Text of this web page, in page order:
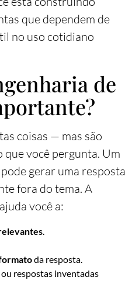
que dependem de
no uso cotidiano
de
coisas — mas são
você pergunta. Um
gerar uma resposta
fora do tema. A
você a:
.
da resposta.
respostas inventadas